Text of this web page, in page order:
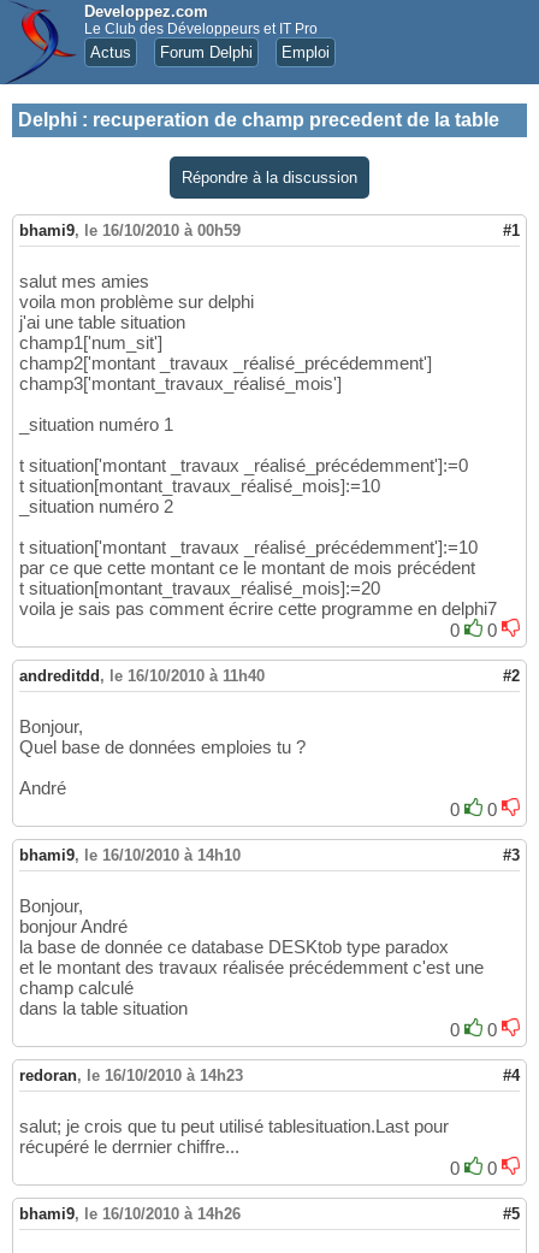
Developpez.com
Le Club des Développeurs et IT Pro
Actus Forum Delphi Emploi
Delphi : recuperation de champ precedent de la table
Répondre à la discussion
bhami9, le 16/10/2010 à 00h59 #1
salut mes amies
voila mon problème sur delphi
j'ai une table situation
champ1['num_sit']
champ2['montant _travaux _réalisé_précédemment']
champ3['montant_travaux_réalisé_mois']
_situation numéro 1
t situation['montant _travaux _réalisé_précédemment']:=0
t situation[montant_travaux_réalisé_mois]:=10
_situation numéro 2
t situation['montant _travaux _réalisé_précédemment']:=10
par ce que cette montant ce le montant de mois précédent
t situation[montant_travaux_réalisé_mois]:=20
voila je sais pas comment écrire cette programme en delphi7
0
0
andreditdd , le 16/10/2010 à 11h40 #2
Bonjour,
Quel base de données emploies tu ?
André
0
0
bhami9, le 16/10/2010 à 14h10 #3
Bonjour,
bonjour André
la base de donnée ce database DESKtob type paradox
et le montant des travaux réalisée précédemment c'est une
champ calculé
dans la table situation
0
0
redoran, le 16/10/2010 à 14h23 #4
salut; je crois que tu peut utilisé tablesituation.Last pour
récupéré le derrnier chiffre...
0
0
bhami9, le 16/10/2010 à 14h26 #5